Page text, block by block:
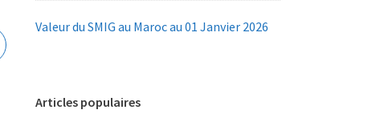
Valeur du SMIG au Maroc au 01 Janvier 2026
Articles populaires